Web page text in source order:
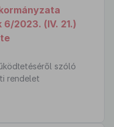
2023. (IV. 21.)
szóló
rendelet